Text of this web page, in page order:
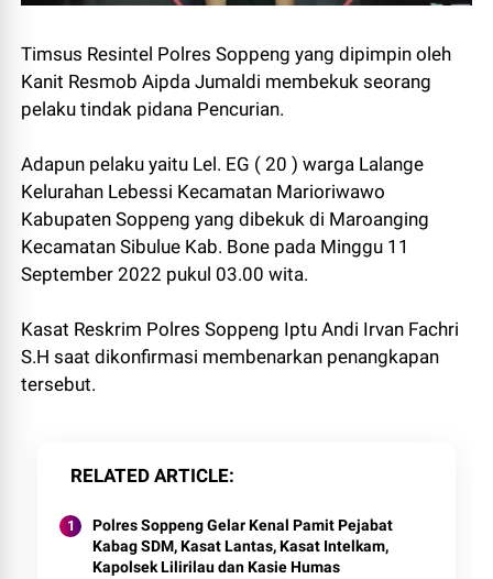
Timsus Resintel Polres Soppeng yang dipimpin oleh
Kanit Resmob Aipda Jumaldi membekuk seorang
pelaku tindak pidana Pencurian.
Adapun pelaku yaitu Lel. EG ( 20 ) warga Lalange
Kelurahan Lebessi Kecamatan Marioriwawo
Kabupaten Soppeng yang dibekuk di Maroanging
Kecamatan Sibulue Kab. Bone pada Minggu 11
September 2022 pukul 03.00 wita.
Kasat Reskrim Polres Soppeng Iptu Andi Irvan Fachri
S.H saat dikonfirmasi membenarkan penangkapan
tersebut.
RELATED ARTICLE
Polres Soppeng Gelar Kenal Pamit Pejabat
Kabag SDM, Kasat Lantas, Kasat Intelkam,
Kapolsek Lilirilau dan Kasie Humas